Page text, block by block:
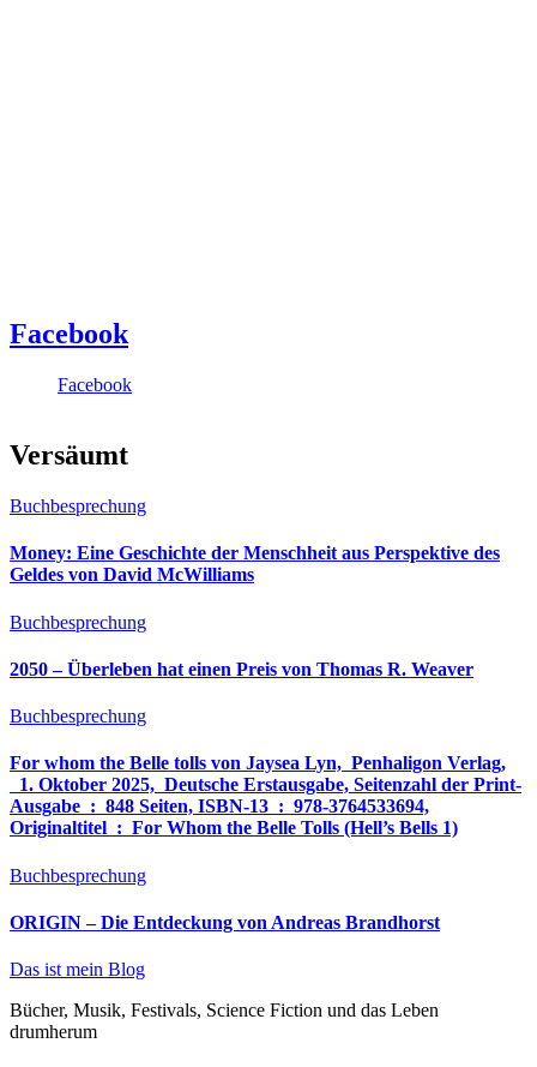
Facebook
Facebook
Versäumt
Buchbesprechung
Money: Eine Geschichte der Menschheit aus Perspektive des
Geldes von David McWilliams
Buchbesprechung
2050 – Überleben hat einen Preis von Thomas R. Weaver
Buchbesprechung
For whom the Belle tolls von Jaysea Lyn, ‎ Penhaligon Verlag,
‎ 1. Oktober 2025, ‎ Deutsche Erstausgabe, Seitenzahl der Print-
Ausgabe ‏ : ‎ 848 Seiten, ISBN-13 ‏ : ‎ 978-3764533694,
Originaltitel ‏ : ‎ For Whom the Belle Tolls (Hell’s Bells 1)
Buchbesprechung
ORIGIN – Die Entdeckung von Andreas Brandhorst
Das ist mein Blog
Bücher, Musik, Festivals, Science Fiction und das Leben
drumherum